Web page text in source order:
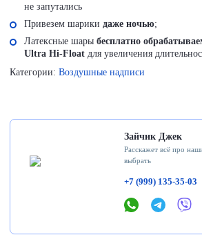
не запутались
Привезем шарики даже ночью;
Латексные шары бесплатно
Ultra Hi-Float для увеличения
Категории: Воздушные надписи
Зайчик Джек
Расскажет всё про
выбрать
+7 (999) 135-35-03